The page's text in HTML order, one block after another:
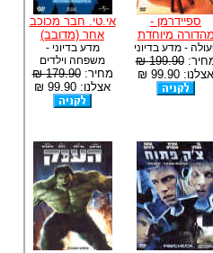
ספיידרמן -
מהדורה מיוחדת
- מדע בדיוני
199.90 ₪
אצלנו: 99.90 ₪
אי.טי. חבר מכוכב
אחר (מדובב)
מדע בדיוני -
משפחה וילדים
מחיר:179.90 ₪
אצלנו: 99.90 ₪